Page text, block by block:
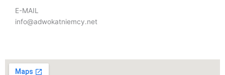
E-MAIL
info@adwokatniemcy.net